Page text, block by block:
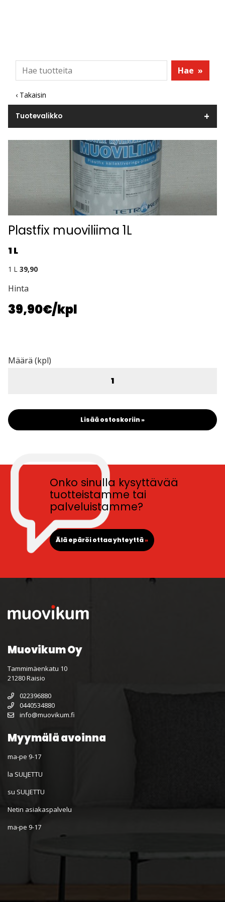
Hae »
‹ Takaisin
Tuotevalikko
Plastfix muoviliima 1L
1 L
1 L 39,90
Hinta
39,90€/kpl
Määrä (kpl)
Lisää ostoskoriin »
Onko sinulla kysyttävää
tuotteistamme tai
palveluistamme?
Älä epäröi ottaa yhteyttä»
Muovikum Oy
Tammimäenkatu 10
21280 Raisio
022396880
0440534880
info@muovikum.fi
Myymälä avoinna
ma-pe 9-17
la SULJETTU
su SULJETTU
Netin asiakaspalvelu
ma-pe 9-17